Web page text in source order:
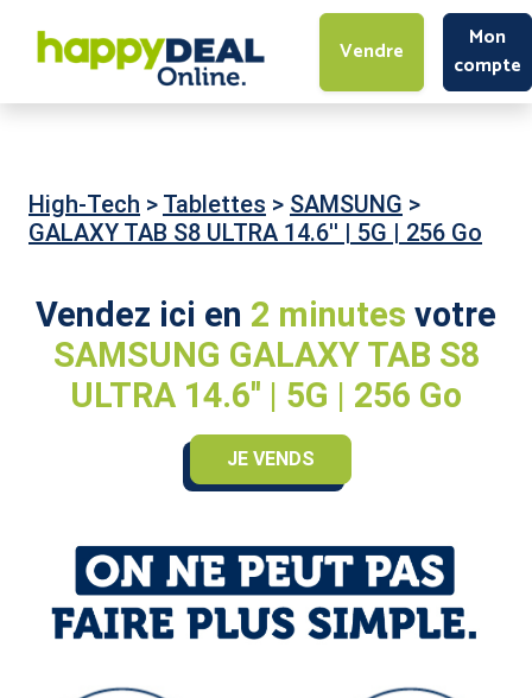
Vendre
Mon
compte
High-Tech > Tablettes > SAMSUNG >
GALAXY TAB S8 ULTRA 14.6'' | 5G | 256 Go
Vendez ici en 2 minutes votre
SAMSUNG GALAXY TAB S8
ULTRA 14.6'' | 5G | 256 Go
JE VENDS